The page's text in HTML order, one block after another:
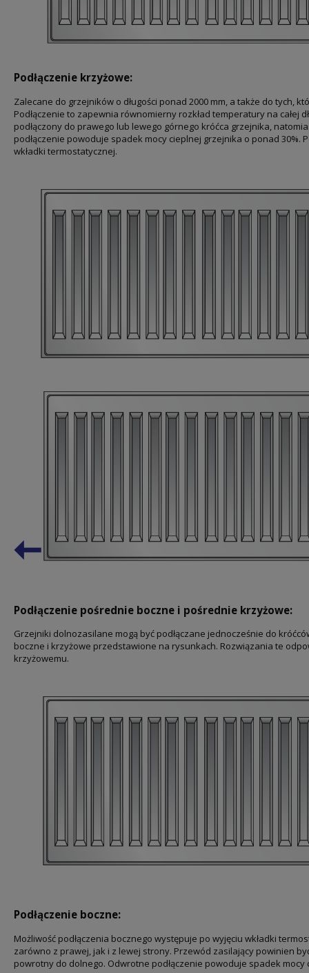
Podłączenie krzyżowe:
Zalecane do grzejników o długości ponad 2000 mm, a także do tych,
Podłączenie to zapewnia równomierny rozkład temperatury na całej
podłączony do prawego lub lewego górnego króćca grzejnika,
podłączenie powoduje spadek mocy cieplnej grzejnika o ponad 30%.
wkładki termostatycznej.
Podłączenie pośrednie boczne i pośrednie krzyżowe:
Grzejniki dolnozasilane mogą być podłączane jednocześnie do
boczne i krzyżowe przedstawione na rysunkach. Rozwiązania te
krzyżowemu.
Podłączenie boczne:
Możliwość podłączenia bocznego występuje po wyjęciu wkładki
zarówno z prawej, jak i z lewej strony. Przewód zasilający powinien
powrotny do dolnego. Odwrotne podłączenie powoduje spadek mocy